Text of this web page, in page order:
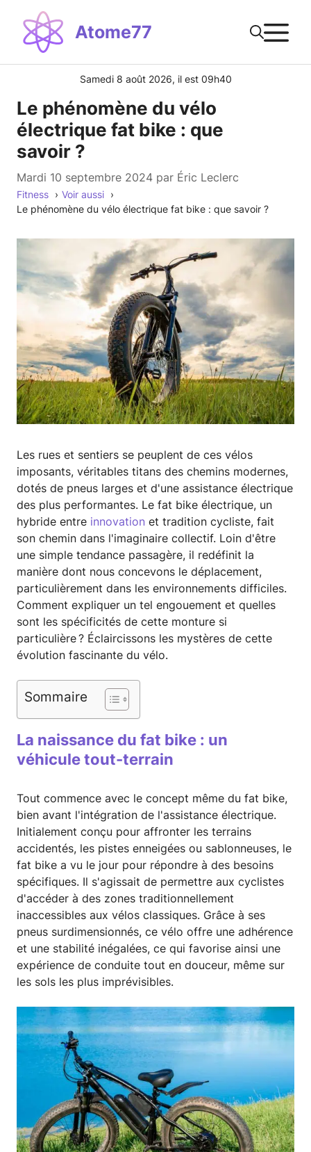
contenu
Atome77
Samedi 8 août 2026, il est 09h40
Le phénomène du vélo
électrique fat bike : que
savoir ?
mardi 10 septembre 2024 par Éric Leclerc
Fitness
Voir aussi
Le phénomène du vélo électrique fat bike : que savoir ?
Les rues et sentiers se peuplent de ces vélos
imposants, véritables titans des chemins modernes,
dotés de pneus larges et d'une assistance électrique
des plus performantes. Le fat bike électrique, un
hybride entre innovation et tradition cycliste, fait
son chemin dans l'imaginaire collectif. Loin d'être
une simple tendance passagère, il redéfinit la
manière dont nous concevons le déplacement,
particulièrement dans les environnements difficiles.
Comment expliquer un tel engouement et quelles
sont les spécificités de cette monture si
particulière ? Éclaircissons les mystères de cette
évolution fascinante du vélo.
Sommaire
La naissance du fat bike : un
véhicule tout-terrain
Tout commence avec le concept même du fat bike,
bien avant l'intégration de l'assistance électrique.
Initialement conçu pour affronter les terrains
accidentés, les pistes enneigées ou sablonneuses, le
fat bike a vu le jour pour répondre à des besoins
spécifiques. Il s'agissait de permettre aux cyclistes
d'accéder à des zones traditionnellement
inaccessibles aux vélos classiques. Grâce à ses
pneus surdimensionnés, ce vélo offre une adhérence
et une stabilité inégalées, ce qui favorise ainsi une
expérience de conduite tout en douceur, même sur
les sols les plus imprévisibles.